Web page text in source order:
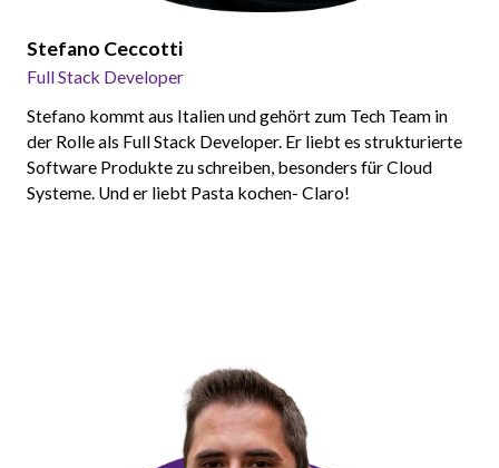
Stefano Ceccotti
Full Stack Developer
Stefano kommt aus Italien und gehört zum Tech Team in
der Rolle als Full Stack Developer. Er liebt es strukturierte
Software Produkte zu schreiben, besonders für Cloud
Systeme. Und er liebt Pasta kochen- Claro!